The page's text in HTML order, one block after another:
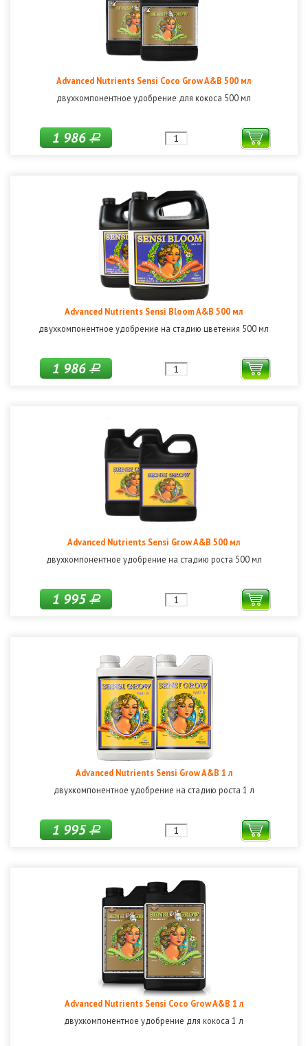
Advanced Nutrients Sensi Coco Grow A&B 500 мл
двухкомпонентное удобрение для кокоса 500 мл
1 986Р
Advanced Nutrients Sensi Bloom A&B 500 мл
двухкомпонентное удобрение на стадию цветения 500 мл
1 986Р
Advanced Nutrients Sensi Grow A&B 500 мл
двухкомпонентное удобрение на стадию роста 500 мл
1 995Р
Advanced Nutrients Sensi Grow A&B 1 л
двухкомпонентное удобрение на стадию роста 1 л
1 995Р
Advanced Nutrients Sensi Coco Grow A&B 1 л
двухкомпонентное удобрение для кокоса 1 л